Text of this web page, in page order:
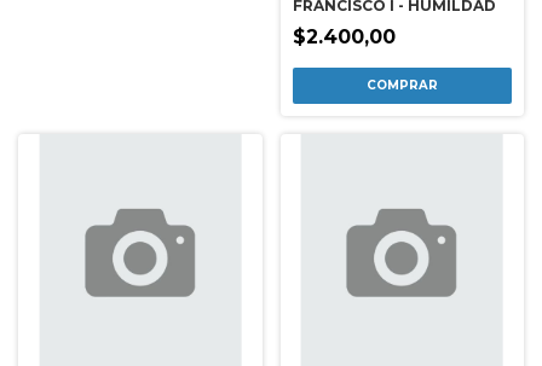
FRANCISCO I - HUMILDAD
$2.400,00